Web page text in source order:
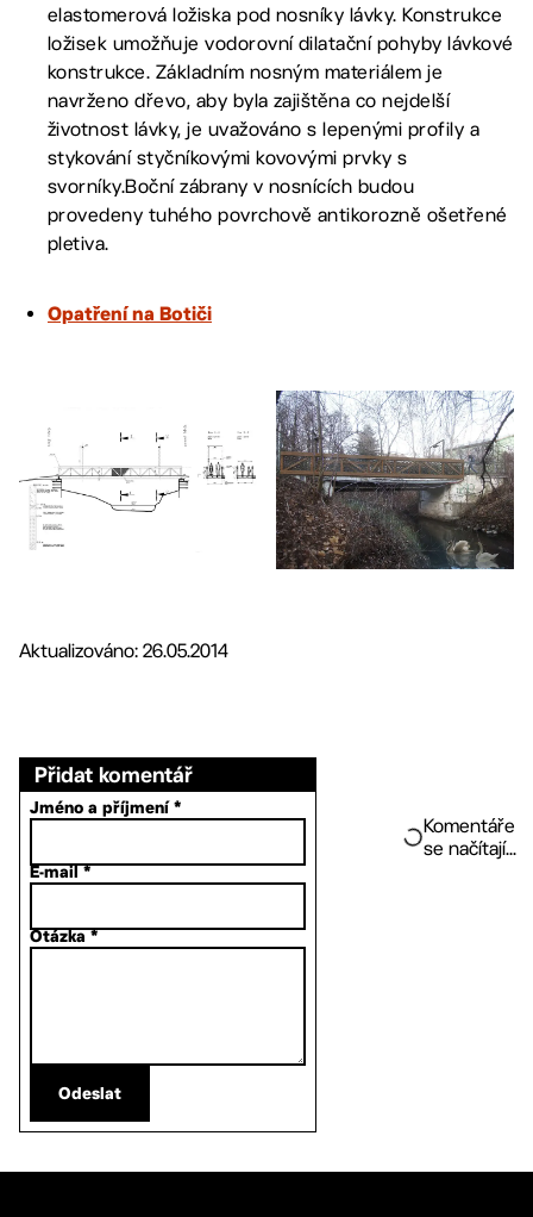
elastomerová ložiska pod nosníky lávky. Konstrukce
ložisek umožňuje vodorovní dilatační pohyby lávkové
konstrukce. Základním nosným materiálem je
navrženo dřevo, aby byla zajištěna co nejdelší
životnost lávky, je uvažováno s lepenými profily a
stykování styčníkovými kovovými prvky s
svorníky.Boční zábrany v nosnících budou
provedeny tuhého povrchově antikorozně ošetřené
pletiva.
Opatření na Botiči
Aktualizováno: 26.05.2014
Přidat komentář
Jméno a příjmení *
E-mail *
Otázka *
Odeslat
Komentáře
se načítají...